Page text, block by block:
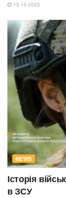
13.10.2025
NEWS
Історія
в ЗСУ